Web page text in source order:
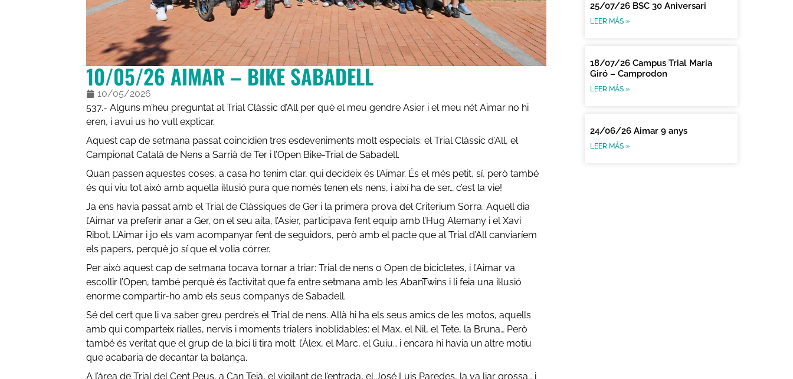
10/05/26 AIMAR – BIKE SABADELL
10/05/2026
537.- Alguns m’heu preguntat al Trial Clàssic d’All per què el meu gendre Asier i el meu nét Aimar no hi
eren, i avui us ho vull explicar.
Aquest cap de setmana passat coincidien tres esdeveniments molt especials: el Trial Clàssic d’All, el
Campionat Català de Nens a Sarrià de Ter i l’Open Bike-Trial de Sabadell.
Quan passen aquestes coses, a casa ho tenim clar, qui decideix és l’Aimar. És el més petit, sí, però també
és qui viu tot això amb aquella il·lusió pura que només tenen els nens, i així ha de ser… c’est la vie!
Ja ens havia passat amb el Trial de Clàssiques de Ger i la primera prova del Criterium Sorra. Aquell dia
l’Aimar va preferir anar a Ger, on el seu aita, l’Asier, participava fent equip amb l’Hug Alemany i el Xavi
Ribot. L’Aimar i jo els vam acompanyar fent de seguidors, però amb el pacte que al Trial d’All canviaríem
els papers, perquè jo sí que el volia córrer.
Per això aquest cap de setmana tocava tornar a triar: Trial de nens o Open de bicicletes, i l’Aimar va
escollir l’Open, també perquè és l’activitat que fa entre setmana amb les AbanTwins i li feia una il·lusió
enorme compartir-ho amb els seus companys de Sabadell.
Sé del cert que li va saber greu perdre’s el Trial de nens. Allà hi ha els seus amics de les motos, aquells
amb qui comparteix rialles, nervis i moments trialers inoblidables: el Max, el Nil, el Tete, la Bruna… Però
també és veritat que el grup de la bici li tira molt: l’Àlex, el Marc, el Guiu… i encara hi havia un altre motiu
que acabaria de decantar la balança.
A l’àrea de Trial del Cent Peus, a Can Teià, el vigilant de l’entrada, el José Luis Paredes, la va liar grossa… i
25/07/26 BSC 30 Aniversari
LEER MÁS »
18/07/26 Campus Trial Maria
Giró – Camprodon
LEER MÁS »
24/06/26 Aimar 9 anys
LEER MÁS »